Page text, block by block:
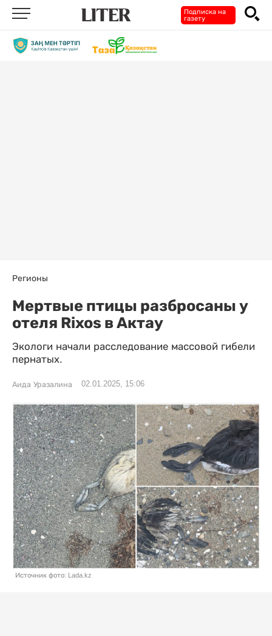
Подписка на
газету
Регионы
Мертвые птицы разбросаны у
отеля Rixos в Актау
Экологи начали расследование массовой гибели
пернатых.
Аида Уразалина 02.01.2025, 15:06
Источник фото: Lada.kz